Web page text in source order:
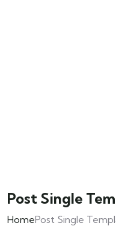
Post Single
HomePost Single